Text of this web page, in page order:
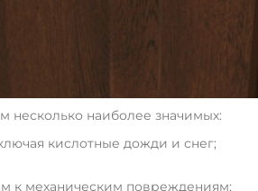
несколько наиболее значимых:
кислотные дожди и снег;
к механическим повреждениям;